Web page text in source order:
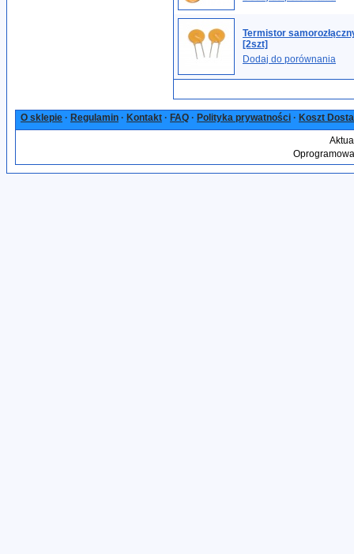
Termistor
[2szt]
Dodaj do porównania
O sklepie · Regulamin · Kontakt · FAQ · Polityka prywatności · Koszt